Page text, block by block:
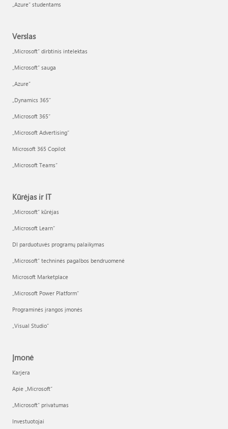
„Azure“ studentams
Verslas
„Microsoft“ dirbtinis intelektas
„Microsoft“ sauga
„Azure”
„Dynamics 365“
„Microsoft 365“
„Microsoft Advertising“
Microsoft 365 Copilot
„Microsoft Teams“
Kūrėjas ir IT
„Microsoft“ kūrėjas
„Microsoft Learn“
DI parduotuvės programų palaikymas
„Microsoft“ techninės pagalbos bendruomenė
Microsoft Marketplace
„Microsoft Power Platform“
Programinės įrangos įmonės
„Visual Studio“
Įmonė
Karjera
Apie „Microsoft“
„Microsoft“ privatumas
Investuotojai